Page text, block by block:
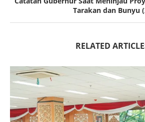
Tarakan dan Bunyu
RELATED